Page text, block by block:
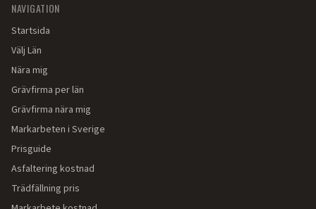
NAVIGATION
Startsida
Välj Län
Nära mig
Grävfirma per län
Grävfirma nära mig
Markarbeten i Sverige
Prisguide
Asfaltering kostnad
Trädfällning pris